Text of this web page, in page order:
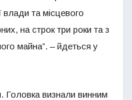
та місцевого
на строк три роки та з
майна”. – йдеться у
Головка визнали винним